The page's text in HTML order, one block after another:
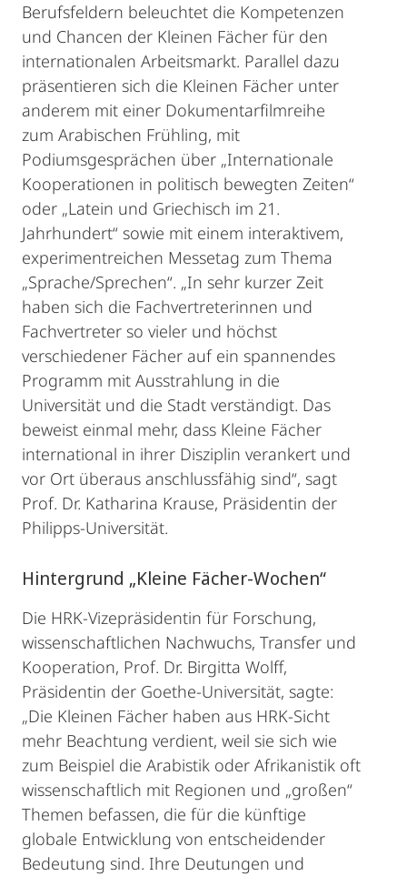
Berufsfeldern beleuchtet die Kompetenzen
und Chancen der Kleinen Fächer für den
internationalen Arbeitsmarkt. Parallel dazu
präsentieren sich die Kleinen Fächer unter
anderem mit einer Dokumentarfilmreihe
zum Arabischen Frühling, mit
Podiumsgesprächen über „Internationale
Kooperationen in politisch bewegten Zeiten“
oder „Latein und Griechisch im 21.
Jahrhundert“ sowie mit einem interaktivem,
experimentreichen Messetag zum Thema
„Sprache/Sprechen“. „In sehr kurzer Zeit
haben sich die Fachvertreterinnen und
Fachvertreter so vieler und höchst
verschiedener Fächer auf ein spannendes
Programm mit Ausstrahlung in die
Universität und die Stadt verständigt. Das
beweist einmal mehr, dass Kleine Fächer
international in ihrer Disziplin verankert und
vor Ort überaus anschlussfähig sind“, sagt
Prof. Dr. Katharina Krause, Präsidentin der
Philipps-Universität.
Hintergrund „Kleine Fächer-Wochen“
Die HRK-Vizepräsidentin für Forschung,
wissenschaftlichen Nachwuchs, Transfer und
Kooperation, Prof. Dr. Birgitta Wolff,
Präsidentin der Goethe-Universität, sagte:
„Die Kleinen Fächer haben aus HRK-Sicht
mehr Beachtung verdient, weil sie sich wie
zum Beispiel die Arabistik oder Afrikanistik oft
wissenschaftlich mit Regionen und „großen“
Themen befassen, die für die künftige
globale Entwicklung von entscheidender
Bedeutung sind. Ihre Deutungen und